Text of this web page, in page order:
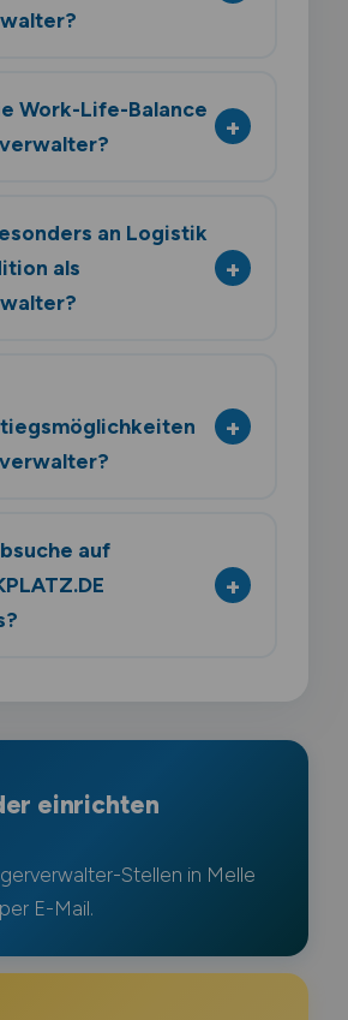
Work-Life-Balance
an Logistik
als
auf
einrichten
Stellen in Melle
E-Mail.